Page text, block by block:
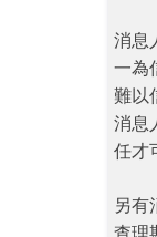
消息
一為
難以
消息
任才
另有